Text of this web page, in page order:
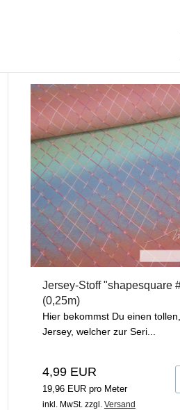
Jersey-Stoff "shapesquare
(0,25m)
Hier bekommst Du einen
Jersey, welcher zur Seri...
4,99 EUR
19,96 EUR pro Meter
inkl. MwSt. zzgl. Versand